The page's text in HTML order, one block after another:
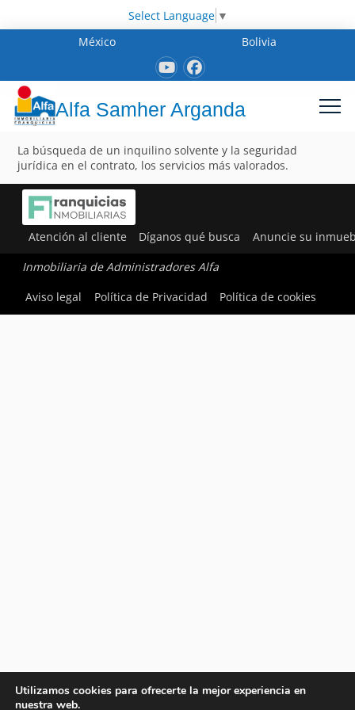
Select Language ▼
México
Bolivia
Alfa Samher Arganda
La búsqueda de un inquilino solvente y la seguridad
jurídica en el contrato, los servicios más valorados.
Atención al cliente Díganos qué busca Anuncie su
Inmobiliaria de Administradores Alfa
Aviso legal
Política de Privacidad Política de cookies
Utilizamos cookies para ofrecerte la mejor experiencia en
nuestra web.